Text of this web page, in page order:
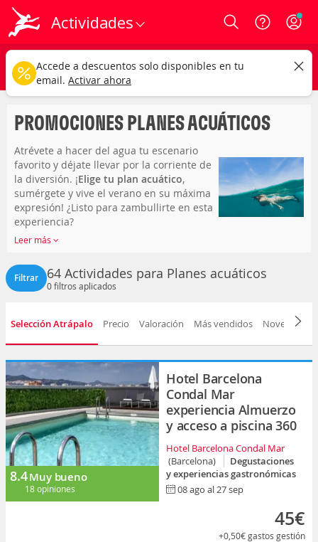
Actividades Login
España
Cualquier tipo Cualquier fecha
CAMBIAR
PROMOCIONES PLANES ACUÁTICOS
Atrévete a hacer del agua tu escenario
favorito y déjate llevar por la corriente de
la diversión. ¡Elige tu plan acuático,
sumérgete y vive el verano en su máxima
expresión! ¿Listo para zambullirte en esta
experiencia?
Leer más
Filtrar 64 Actividades para Planes acuáticos
0filtros aplicados
Selección Atrápalo Precio Valoración Más vendidos Novedad
8.4Muy bueno
18 opiniones
Hotel Barcelona
Condal Mar
experiencia Almuerzo
y acceso a piscina 360
Hotel Barcelona Condal Mar
(Barcelona)
Degustaciones
y experiencias gastronómicas
08 ago al 27 sep
45€
+0,50€gastos gestión
Accede a descuentos solo disponibles en tu
email. Activar ahora